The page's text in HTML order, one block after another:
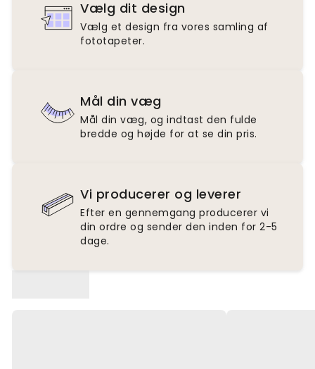
Vælg dit design
Vælg et design fra vores samling af
fototapeter.
Mål din væg
Mål din væg, og indtast den fulde
bredde og højde for at se din pris.
Vi producerer og leverer
Efter en gennemgang producerer vi
din ordre og sender den inden for 2-5
dage.